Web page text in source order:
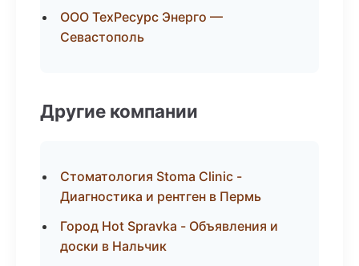
ООО ТехРесурс Энерго —
Севастополь
Другие компании
Стоматология Stoma Clinic -
Диагностика и рентген в Пермь
Город Hot Spravka - Объявления и
доски в Нальчик